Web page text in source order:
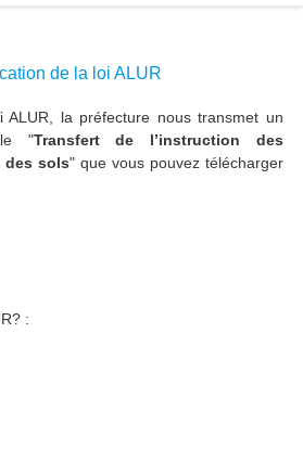
de la loi ALUR
la préfecture nous transmet un
le "Transfert de l’instruction des
sols" que vous pouvez télécharger
: